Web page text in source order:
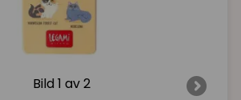
Bild 1 av 2